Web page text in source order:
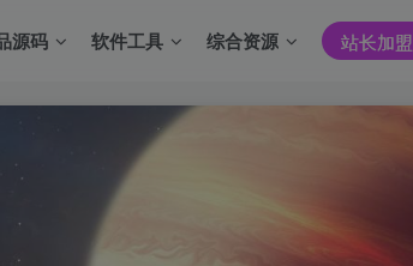
源码 软件工具 综合资源 站长加盟